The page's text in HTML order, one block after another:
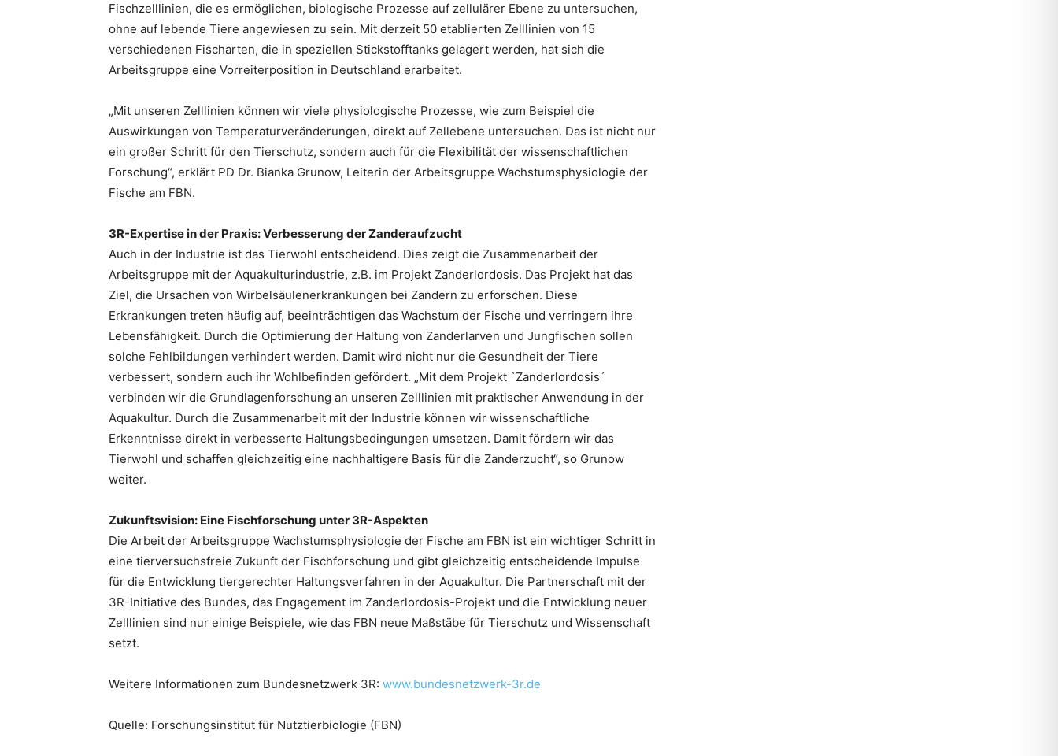
Fischzelllinien, die es ermöglichen, biologische Prozesse auf zellulärer Ebene zu untersuchen,
ohne auf lebende Tiere angewiesen zu sein. Mit derzeit 50 etablierten Zelllinien von 15
verschiedenen Fischarten, die in speziellen Stickstofftanks gelagert werden, hat sich die
Arbeitsgruppe eine Vorreiterposition in Deutschland erarbeitet.
„Mit unseren Zelllinien können wir viele physiologische Prozesse, wie zum Beispiel die
Auswirkungen von Temperaturveränderungen, direkt auf Zellebene untersuchen. Das ist nicht nur
ein großer Schritt für den Tierschutz, sondern auch für die Flexibilität der wissenschaftlichen
Forschung“, erklärt PD Dr. Bianka Grunow, Leiterin der Arbeitsgruppe Wachstumsphysiologie der
Fische am FBN.
3R-Expertise in der Praxis: Verbesserung der Zanderaufzucht
Auch in der Industrie ist das Tierwohl entscheidend. Dies zeigt die Zusammenarbeit der
Arbeitsgruppe mit der Aquakulturindustrie, z.B. im Projekt Zanderlordosis. Das Projekt hat das
Ziel, die Ursachen von Wirbelsäulenerkrankungen bei Zandern zu erforschen. Diese
Erkrankungen treten häufig auf, beeinträchtigen das Wachstum der Fische und verringern ihre
Lebensfähigkeit. Durch die Optimierung der Haltung von Zanderlarven und Jungfischen sollen
solche Fehlbildungen verhindert werden. Damit wird nicht nur die Gesundheit der Tiere
verbessert, sondern auch ihr Wohlbefinden gefördert. „Mit dem Projekt `Zanderlordosis´
verbinden wir die Grundlagenforschung an unseren Zelllinien mit praktischer Anwendung in der
Aquakultur. Durch die Zusammenarbeit mit der Industrie können wir wissenschaftliche
Erkenntnisse direkt in verbesserte Haltungsbedingungen umsetzen. Damit fördern wir das
Tierwohl und schaffen gleichzeitig eine nachhaltigere Basis für die Zanderzucht“, so Grunow
weiter.
Zukunftsvision: Eine Fischforschung unter 3R-Aspekten
Die Arbeit der Arbeitsgruppe Wachstumsphysiologie der Fische am FBN ist ein wichtiger Schritt in
eine tierversuchsfreie Zukunft der Fischforschung und gibt gleichzeitig entscheidende Impulse
für die Entwicklung tiergerechter Haltungsverfahren in der Aquakultur. Die Partnerschaft mit der
3R-Initiative des Bundes, das Engagement im Zanderlordosis-Projekt und die Entwicklung neuer
Zelllinien sind nur einige Beispiele, wie das FBN neue Maßstäbe für Tierschutz und Wissenschaft
setzt.
Weitere Informationen zum Bundesnetzwerk 3R: www.bundesnetzwerk-3r.de
Quelle: Forschungsinstitut für Nutztierbiologie (FBN)